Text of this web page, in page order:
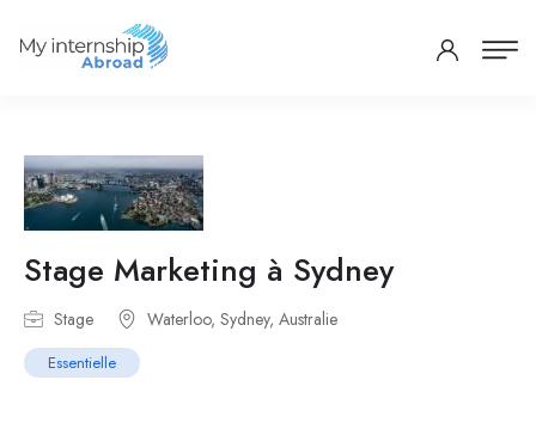
Stage Marketing ​à Sydney
Stage Waterloo, Sydney, Australie
Essentielle